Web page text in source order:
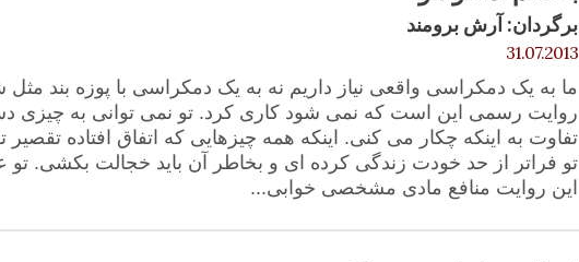
برگردان: آرش برومند
31.07.2013
ما به یک دمکراسی واقعی نیاز داریم نه به یک دمکراسی با پوزه بند
روایت رسمی این است که نمی شود کاری کرد. تو نمی توانی به چیزی
تفاوت به اینکه چکار می کنی. اینکه همه چیزهایی که اتفاق افتاده تقصیر
تو فراتر از حد خودت زندگی کرده ای و بخاطر آن باید خجالت بکشی.
این روایت منافع مادی مشخصی خوابی...